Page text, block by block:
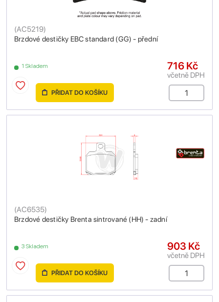
Brzdové destičky EBC standard (GG) - přední
(AC5219)
1 Skladem 716 Kč
včetně DPH
PŘIDAT DO KOŠÍKU
Brzdové destičky Brenta sintrované (HH) - zadní
(AC6535)
3 Skladem 903 Kč
včetně DPH
PŘIDAT DO KOŠÍKU